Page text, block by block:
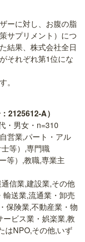
ーに対し、お腹の脂
サプリメント）につ
結果、株式会社全日
それぞれ第1位にな
。
2125612-A）
・男女・n=310
営業,パート・アル
等）,専門職
等）,教職,専業主
信業,建設業,その他
送業,流通業・卸売
保険業,不動産業・物
ビス業・娯楽業,教
はNPO,その他,いず